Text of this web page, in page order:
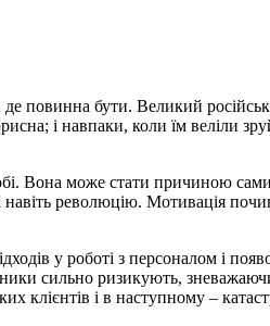
повинна бути. Великий
і навпаки, коли їм веліли
Вона може стати причиною
революцію. Мотивація
у роботі з персоналом і
сильно ризикують,
клієнтів і в наступному –